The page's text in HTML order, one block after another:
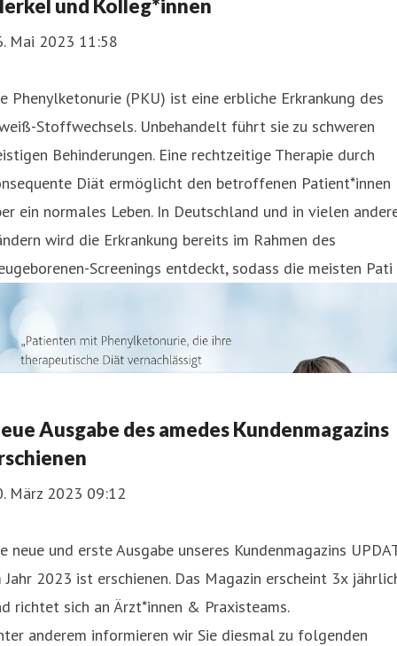
und Kolleg*innen
Mai 2023 11:58
Phenylketonurie (PKU) ist eine erbliche Erkrankung des
Stoffwechsels. Unbehandelt führt sie zu schweren
Behinderungen. Eine rechtzeitige Therapie durch
Diät ermöglicht den betroffenen Patient*innen
ein normales Leben. In Deutschland und in vielen
wird die Erkrankung bereits im Rahmen des
Screenings entdeckt, sodass die meisten Pati
Ausgabe des amedes Kundenmagazins
März 2023 09:12
neue und erste Ausgabe unseres Kundenmagazins
Jahr 2023 ist erschienen. Das Magazin erscheint 3x
richtet sich an Ärzt*innen & Praxisteams.
anderem informieren wir Sie diesmal zu folgenden